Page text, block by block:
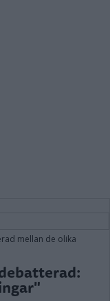
mellan de olika